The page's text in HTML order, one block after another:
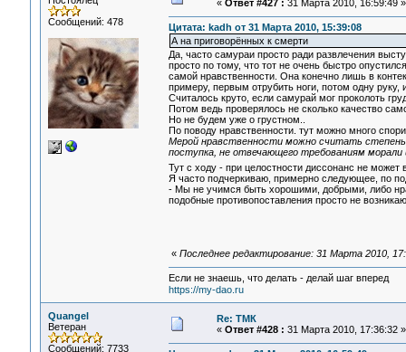
Сообщений: 478
« Ответ #427 : 31 Марта 2010, 16:59:49 »
Цитата: kadh от 31 Марта 2010, 15:39:08
А на приговорённых к смерти
Да, часто самураи просто ради развлечения
просто по тому, что тот не очень быстро
самой нравственности. Она конечно лишь в
примеру, первым отрубить ноги, потом одну
Считалось круто, если самурай мог проколоть
Потом ведь проверялось не сколько качество
Но не будем уже о грустном..
По поводу нравственности. тут можно много
Мерой нравственности можно считать степень
поступка, не отвечающего требованиям
Тут с ходу - при целостности диссонанс не может
Я часто подчеркиваю, примерно следующее, по
- Мы не учимся быть хорошими, добрыми, либо
подобные противопоставления просто не
« Последнее редактирование: 31 Марта 2010,
Если не знаешь, что делать - делай шаг вперед
https://my-dao.ru
Quangel
Ветеран
Сообщений: 7733
Re: ТМК
« Ответ #428 : 31 Марта 2010, 17:36:32 »